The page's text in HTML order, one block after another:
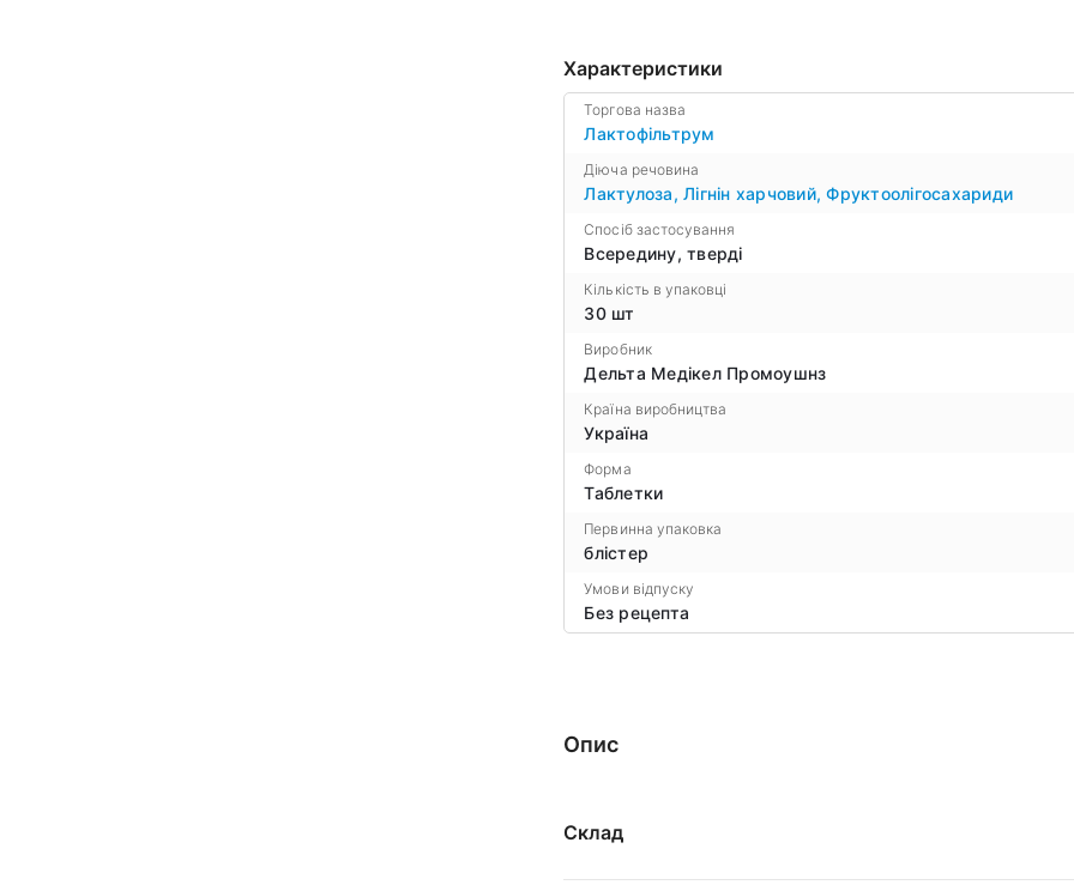
Характеристики
Торгова назва
Лактофільтрум
Діюча речовина
Лактулоза,Лігнін харчовий,Фруктоолігосахариди
Спосіб застосування
Всередину, тверді
Кількість в упаковці
30 шт
Виробник
Дельта Медікел Промоушнз
Країна виробництва
Україна
Форма
Таблетки
Первинна упаковка
блістер
Умови відпуску
Без рецепта
Опис
Склад